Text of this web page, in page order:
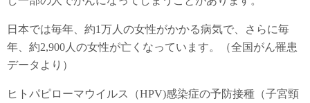
日本では毎年、約1万人の女性がかかる病気で、さらに毎
年、約2,900人の女性が亡くなっています。（全国がん罹患
データより）
ヒトパピローマウイルス（HPV)感染症の予防接種（子宮頸